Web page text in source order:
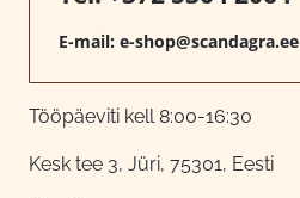
E-mail: e-shop@scandagra.ee
Tööpäeviti kell 8:00-16:30
Kesk tee 3, Jüri, 75301, Eesti